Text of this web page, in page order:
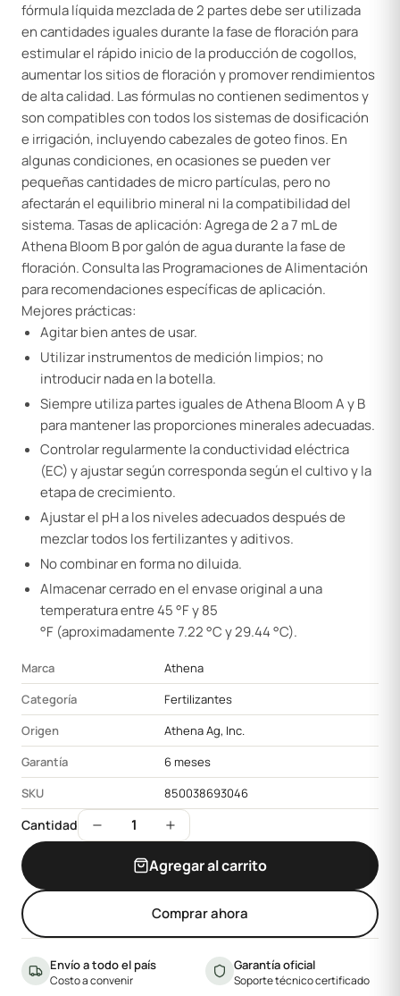
fórmula líquida mezclada de 2 partes debe ser utilizada
en cantidades iguales durante la fase de floración para
estimular el rápido inicio de la producción de cogollos,
aumentar los sitios de floración y promover rendimientos
de alta calidad. Las fórmulas no contienen sedimentos y
son compatibles con todos los sistemas de dosificación
e irrigación, incluyendo cabezales de goteo finos. En
algunas condiciones, en ocasiones se pueden ver
pequeñas cantidades de micro partículas, pero no
afectarán el equilibrio mineral ni la compatibilidad del
sistema. Tasas de aplicación: Agrega de 2 a 7 mL de
Athena Bloom B por galón de agua durante la fase de
floración. Consulta las Programaciones de Alimentación
para recomendaciones específicas de aplicación.
Mejores prácticas:
Agitar bien antes de usar.
Utilizar instrumentos de medición limpios; no
introducir nada en la botella.
Siempre utiliza partes iguales de Athena Bloom A y B
para mantener las proporciones minerales adecuadas.
Controlar regularmente la conductividad eléctrica
(EC) y ajustar según corresponda según el cultivo y la
etapa de crecimiento.
Ajustar el pH a los niveles adecuados después de
mezclar todos los fertilizantes y aditivos.
No combinar en forma no diluida.
Almacenar cerrado en el envase original a una
temperatura entre 45 °F y 85
°F (aproximadamente 7.22 °C y 29.44 °C).
Marca
Athena
Categoría
Fertilizantes
Origen
Athena Ag, Inc.
Garantía
6 meses
SKU
850038693046
Cantidad 1
Agregar al carrito
Comprar ahora
Envío a todo el país
Costo a convenir
Garantía oficial
Soporte técnico certificado